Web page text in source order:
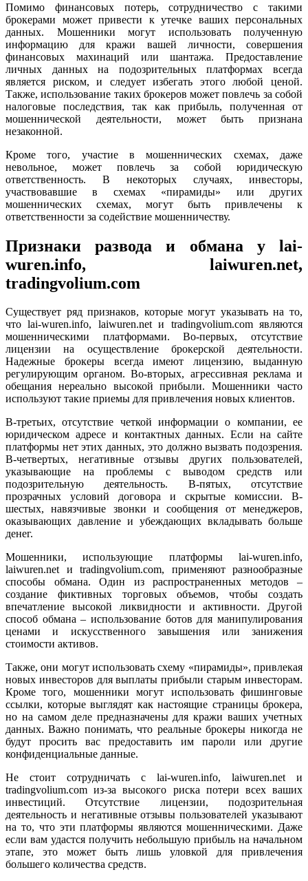
Помимо финансовых потерь, сотрудничество с такими
брокерами может привести к утечке ваших персональных
данных. Мошенники могут использовать полученную
информацию для кражи вашей личности, совершения
финансовых махинаций или шантажа. Предоставление
личных данных на подозрительных платформах всегда
является риском, и следует избегать этого любой ценой.
Также, использование таких брокеров может повлечь за собой
налоговые последствия, так как прибыль, полученная от
мошеннической деятельности, может быть признана
незаконной.
Кроме того, участие в мошеннических схемах, даже
невольное, может повлечь за собой юридическую
ответственность. В некоторых случаях, инвесторы,
участвовавшие в схемах «пирамиды» или других
мошеннических схемах, могут быть привлечены к
ответственности за содействие мошенничеству.
Признаки развода и обмана у lai-
wuren.info, laiwuren.net,
tradingvolium.com
Существует ряд признаков, которые могут указывать на то,
что lai-wuren.info, laiwuren.net и tradingvolium.com являются
мошенническими платформами. Во-первых, отсутствие
лицензии на осуществление брокерской деятельности.
Надежные брокеры всегда имеют лицензию, выданную
регулирующим органом. Во-вторых, агрессивная реклама и
обещания нереально высокой прибыли. Мошенники часто
используют такие приемы для привлечения новых клиентов.
В-третьих, отсутствие четкой информации о компании, ее
юридическом адресе и контактных данных. Если на сайте
платформы нет этих данных, это должно вызвать подозрения.
В-четвертых, негативные отзывы других пользователей,
указывающие на проблемы с выводом средств или
подозрительную деятельность. В-пятых, отсутствие
прозрачных условий договора и скрытые комиссии. В-
шестых, навязчивые звонки и сообщения от менеджеров,
оказывающих давление и убеждающих вкладывать больше
денег.
Мошенники, использующие платформы lai-wuren.info,
laiwuren.net и tradingvolium.com, применяют разнообразные
способы обмана. Один из распространенных методов –
создание фиктивных торговых объемов, чтобы создать
впечатление высокой ликвидности и активности. Другой
способ обмана – использование ботов для манипулирования
ценами и искусственного завышения или занижения
стоимости активов.
Также, они могут использовать схему «пирамиды», привлекая
новых инвесторов для выплаты прибыли старым инвесторам.
Кроме того, мошенники могут использовать фишинговые
ссылки, которые выглядят как настоящие страницы брокера,
но на самом деле предназначены для кражи ваших учетных
данных. Важно понимать, что реальные брокеры никогда не
будут просить вас предоставить им пароли или другие
конфиденциальные данные.
Не стоит сотрудничать с lai-wuren.info, laiwuren.net и
tradingvolium.com из-за высокого риска потери всех ваших
инвестиций. Отсутствие лицензии, подозрительная
деятельность и негативные отзывы пользователей указывают
на то, что эти платформы являются мошенническими. Даже
если вам удастся получить небольшую прибыль на начальном
этапе, это может быть лишь уловкой для привлечения
большего количества средств.